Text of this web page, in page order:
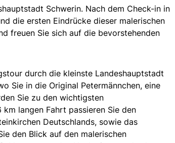
Schwerin. Nach dem Check-in in
die ersten Eindrücke dieser malerischen
freuen Sie sich auf die bevorstehenden
durch die kleinste Landeshauptstadt
Sie in die Original Petermännchen, eine
Sie zu den wichtigsten
langen Fahrt passieren Sie den
Deutschlands, sowie das
den Blick auf den malerischen